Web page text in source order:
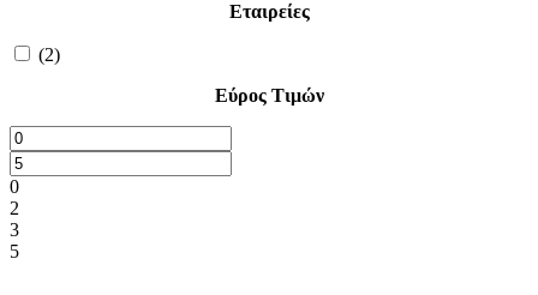
Εταιρείες
(2)
Εύρος Τιμών
0
2
3
5